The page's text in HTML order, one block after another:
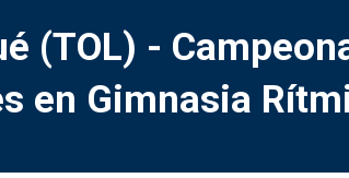
(TOL) -
en Gimnasia